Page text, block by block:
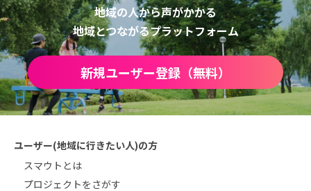
地域の人から声がかかる
地域とつながるプラットフォーム
新規ユーザー登録（無料）
ユーザー(地域に行きたい人)の方
スマウトとは
プロジェクトをさがす